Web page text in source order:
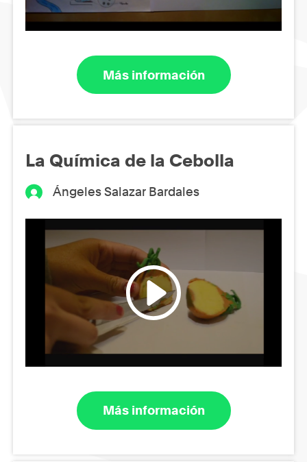
Más información
La Química de la Cebolla
Ángeles Salazar Bardales
Más información